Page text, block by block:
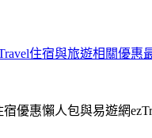
住宿與旅遊相關優惠